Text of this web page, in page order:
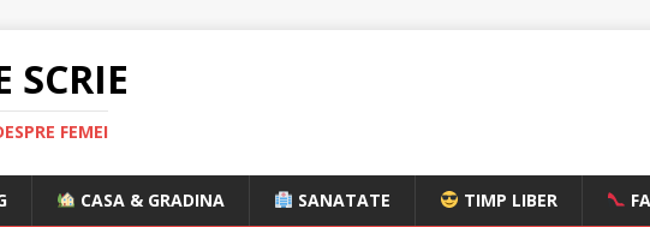
SCRIE
FEMEI
CASA & GRADINA SANATATE TIMP LIBER